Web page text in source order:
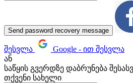
Send password recovery message
შესვლა
Google - ით შესვლა
ან
საწყის გვერდზე დაბრუნება
თქვენი სახელი